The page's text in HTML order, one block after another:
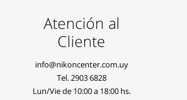
Atención al
Cliente
info@nikoncenter.com.uy
Tel.2903 6828
Lun/Vie de 10:00 a 18:00 hs.